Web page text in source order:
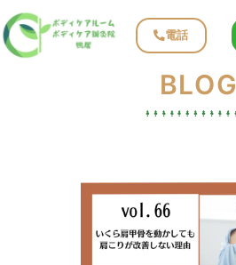
電話
BLOG